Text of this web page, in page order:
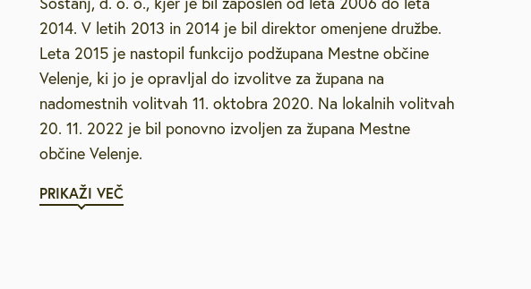
2014. V letih 2013 in 2014 je bil direktor omenjene družbe.
Leta 2015 je nastopil funkcijo podžupana Mestne občine
Velenje, ki jo je opravljal do izvolitve za župana na
nadomestnih volitvah 11. oktobra 2020. Na lokalnih volitvah
20. 11. 2022 je bil ponovno izvoljen za župana Mestne
občine Velenje.
PRIKAŽI VEČ